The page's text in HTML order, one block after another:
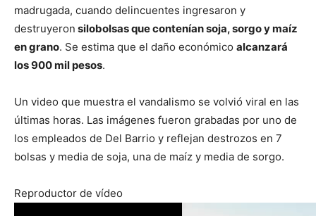
madrugada, cuando delincuentes ingresaron y
destruyeron silobolsas que contenían soja, sorgo y maíz
en grano. Se estima que el daño económico alcanzará
los 900 mil pesos.
Un video que muestra el vandalismo se volvió viral en las
últimas horas. Las imágenes fueron grabadas por uno de
los empleados de Del Barrio y reflejan destrozos en 7
bolsas y media de soja, una de maíz y media de sorgo.
Reproductor de vídeo